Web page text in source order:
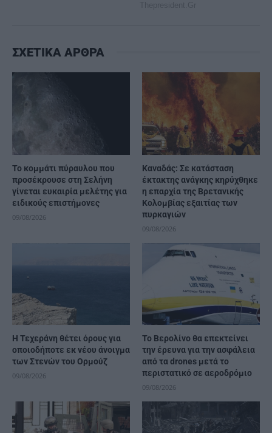
ΣΧΕΤΙΚΑ ΑΡΘΡΑ
Το κομμάτι πύραυλου που
προσέκρουσε στη Σελήνη
γίνεται ευκαιρία μελέτης για
ειδικούς επιστήμονες
09/08/2026
Καναδάς: Σε κατάσταση
έκτακτης ανάγκης κηρύχθηκε
η επαρχία της Βρετανικής
Κολομβίας εξαιτίας των
πυρκαγιών
09/08/2026
Η Τεχεράνη θέτει όρους για
οποιοδήποτε εκ νέου άνοιγμα
των Στενών του Ορμούζ
09/08/2026
Το Βερολίνο θα επεκτείνει
την έρευνα για την ασφάλεια
από τα drones μετά το
περιστατικό σε αεροδρόμιο
09/08/2026